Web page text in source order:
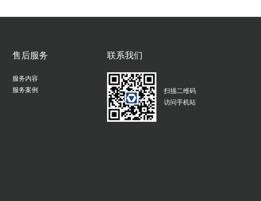
售后服务
服务内容
服务案例
联系我们
扫描二维码
访问手机站